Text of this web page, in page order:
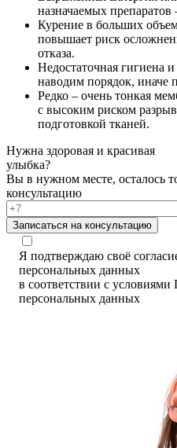
назначаемых
Курение в больших
повышает риск
отказа.
Недостаточная гигиена
наводим порядок, иначе
Редко – очень тонкая
с высоким риском
подготовкой тканей.
Нужна здоровая и красивая
улыбка?
Вы в нужном месте, осталось
консультацию
Записаться на консультацию
Я подтверждаю своё
персональных данных
в соответствии с
персональных данных